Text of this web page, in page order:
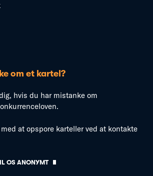
om et kartel?
hvis du har mistanke om
at opspore karteller ved at kontakte
OS ANONYMT